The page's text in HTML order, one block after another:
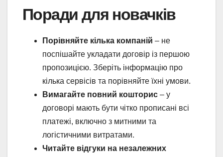
Поради для новачків
Порівняйте кілька компаній – не
поспішайте укладати договір із першою
пропозицією. Зберіть інформацію про
кілька сервісів та порівняйте їхні умови.
Вимагайте повний кошторис – у
договорі мають бути чітко прописані всі
платежі, включно з митними та
логістичними витратами.
Читайте відгуки на незалежних